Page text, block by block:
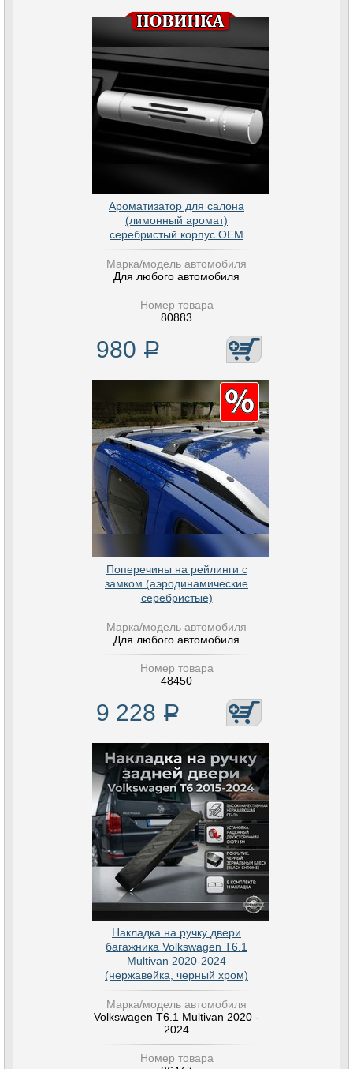
Ароматизатор для салона
(лимонный аромат)
серебристый корпус OEM
Марка/модель автомобиля
Для любого автомобиля
Номер товара
80883
980 Р
Поперечины на рейлинги с
замком (аэродинамические
серебристые)
Марка/модель автомобиля
Для любого автомобиля
Номер товара
48450
9 228 Р
Накладка на ручку двери
багажника Volkswagen T6.1
Multivan 2020-2024
(нержавейка, черный хром)
Марка/модель автомобиля
Volkswagen T6.1 Multivan 2020 -
2024
Номер товара